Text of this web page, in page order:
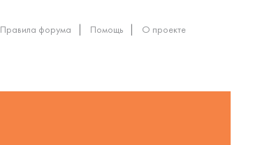
Правила форума Помощь О проекте